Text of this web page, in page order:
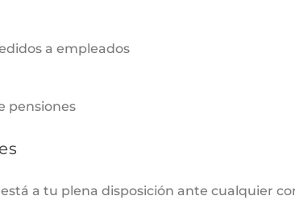
a empleados
pensiones
a tu plena disposición ante cualquier